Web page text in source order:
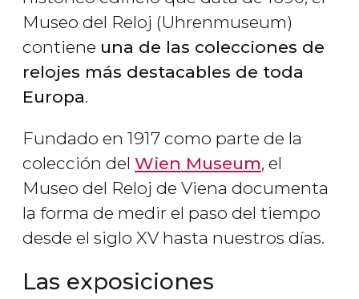
Museo del Reloj (Uhrenmuseum)
contiene una de las colecciones de
relojes más destacables de toda
Europa.
Fundado en 1917 como parte de la
colección del Wien Museum, el
Museo del Reloj de Viena documenta
la forma de medir el paso del tiempo
desde el siglo XV hasta nuestros días.
Las exposiciones